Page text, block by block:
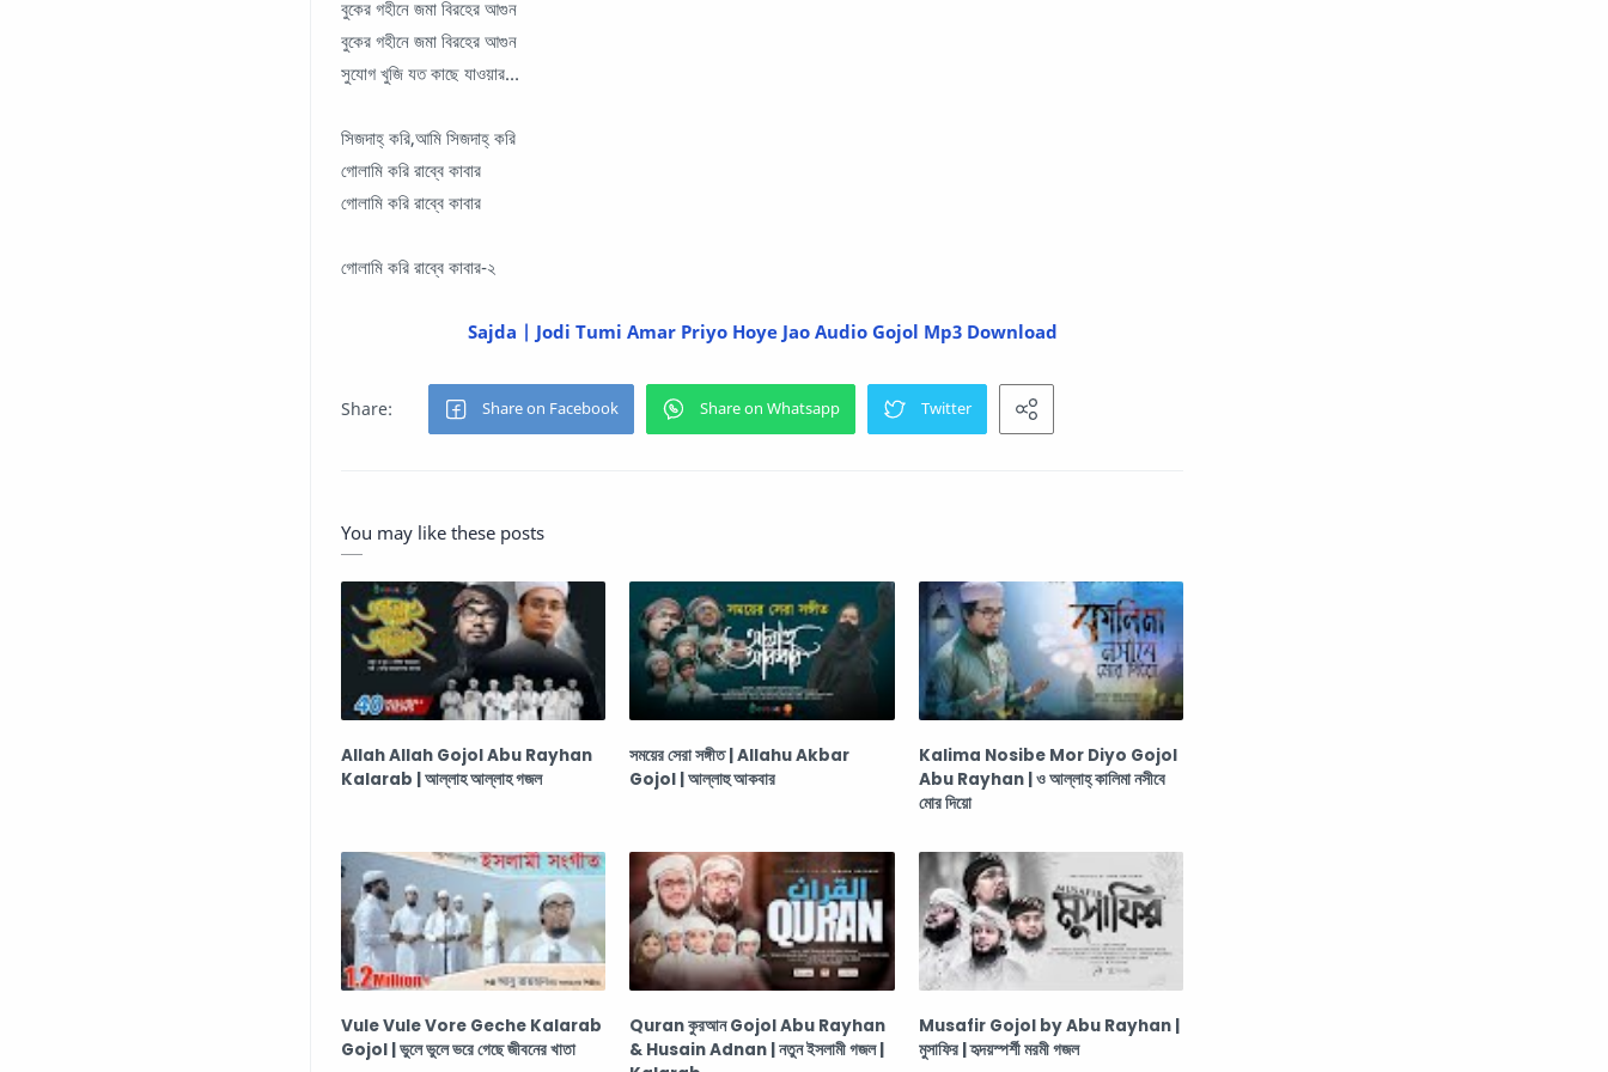
বুকের গহীনে জমা বিরহের আগুন
বুকের গহীনে জমা বিরহের আগুন
সুযোগ খুজি যত কাছে যাওয়ার…
সিজদাহ্ করি,আমি সিজদাহ্ করি
গোলামি করি রাব্বে কাবার
গোলামি করি রাব্বে কাবার
গোলামি করি রাব্বে কাবার-২
Sajda | Jodi Tumi Amar Priyo Hoye Jao Audio Gojol Mp3 Download
You may like these posts
Allah Allah Gojol Abu Rayhan
Kalarab | আল্লাহ আল্লাহ গজল
সময়ের সেরা সঙ্গীত | Allahu Akbar
Gojol | আল্লাহু আকবার
Kalima Nosibe Mor Diyo Gojol
Abu Rayhan | ও আল্লাহ্‌ কালিমা নসীবে
মোর দিয়ো
Vule Vule Vore Geche Kalarab
Gojol | ভুলে ভুলে ভরে গেছে জীবনের খাতা
Quran কুরআন Gojol Abu Rayhan
& Husain Adnan | নতুন ইসলামী গজল |
Musafir Gojol by Abu Rayhan |
মুসাফির | হৃদয়স্পর্শী মরমী গজল